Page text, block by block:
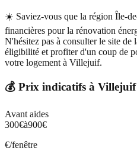
☀️ Saviez-vous que la région Île-
financières pour la rénovation
N'hésitez pas à consulter le site
éligibilité et profiter d'un coup de
votre logement à Villejuif.
💰 Prix indicatifs à Villejuif
Avant aides
300€à900€
€/fenêtre